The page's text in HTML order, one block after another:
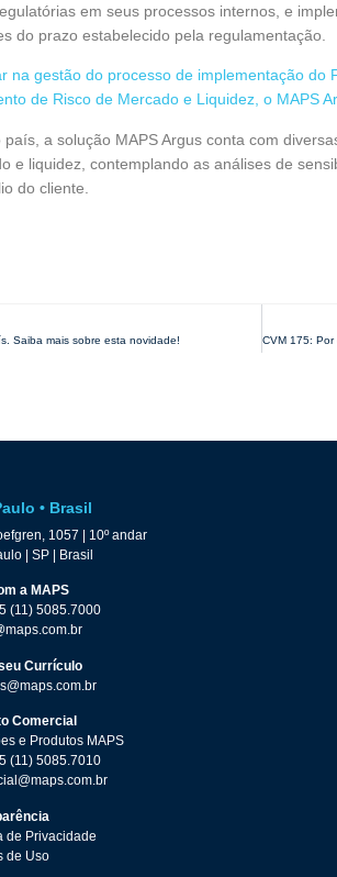
em seus processos internos, e
do prazo estabelecido pela regulamentação.
gestão do processo de implementação do
de Risco de Mercado e Liquidez, o MAPS
a solução MAPS Argus conta com
e liquidez, contemplando as análises de
do cliente.
Saiba mais sobre esta novidade!
• Brasil
1057 | 10º andar
| SP | Brasil
a MAPS
(11) 5085.7000
Currículo
Comercial
e Produtos MAPS
(11) 5085.7010
de Privacidade
de Uso